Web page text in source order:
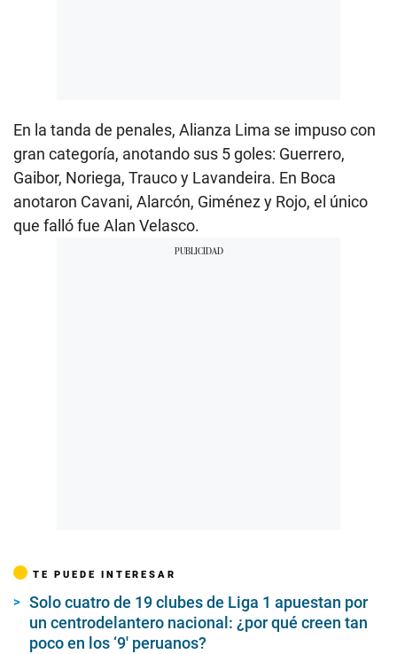
En la tanda de penales, Alianza Lima se impuso con
gran categoría, anotando sus 5 goles: Guerrero,
Gaibor, Noriega, Trauco y Lavandeira. En Boca
anotaron Cavani, Alarcón, Giménez y Rojo, el único
que falló fue Alan Velasco.
TE PUEDE INTERESAR
Solo cuatro de 19 clubes de Liga 1 apuestan por
un centrodelantero nacional: ¿por qué creen tan
poco en los ‘9′ peruanos?